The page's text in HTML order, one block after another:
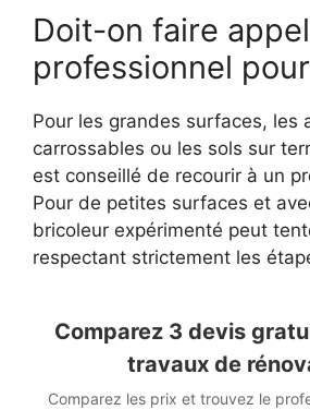
Doit-on faire
professionnel
Pour les grandes surfaces, les
carrossables ou les sols sur
est conseillé de recourir à un
Pour de petites surfaces et
bricoleur expérimenté peut
respectant strictement les
Comparez 3 devis
travaux de
Comparez les prix et trouvez le